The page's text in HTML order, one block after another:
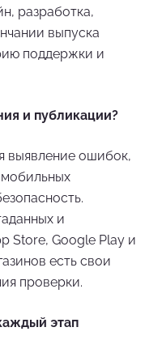
разработка,
выпуска
поддержки и
и публикации?
выявление ошибок,
мобильных
и
Store, Google Play и
есть свои
проверки.
этап